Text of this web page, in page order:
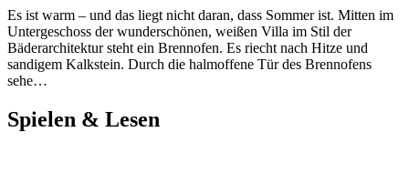
Es ist warm – und das liegt nicht daran, dass Sommer ist. Mitten im
Untergeschoss der wunderschönen, weißen Villa im Stil der
Bäderarchitektur steht ein Brennofen. Es riecht nach Hitze und
sandigem Kalkstein. Durch die halmoffene Tür des Brennofens
sehe…
Spielen & Lesen